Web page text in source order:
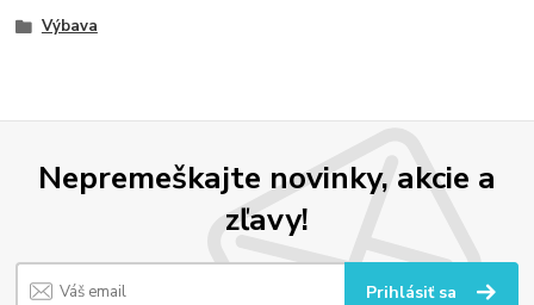
Výbava
Nepremeškajte novinky, akcie a
zľavy!
Prihlásiť sa